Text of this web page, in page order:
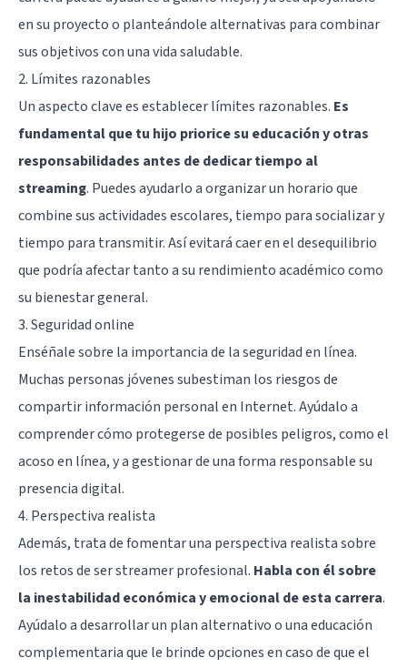
en su proyecto o planteándole alternativas para combinar
sus objetivos con una vida saludable.
2. Límites razonables
Un aspecto clave es establecer límites razonables. Es
fundamental que tu hijo priorice su educación y otras
responsabilidades antes de dedicar tiempo al
streaming. Puedes ayudarlo a organizar un horario que
combine sus actividades escolares, tiempo para socializar y
tiempo para transmitir. Así evitará caer en el desequilibrio
que podría afectar tanto a su rendimiento académico como
su bienestar general.
3. Seguridad online
Enséñale sobre la importancia de la seguridad en línea.
Muchas personas jóvenes subestiman los riesgos de
compartir información personal en Internet. Ayúdalo a
comprender cómo protegerse de posibles peligros, como el
acoso en línea, y a gestionar de una forma responsable su
presencia digital.
4. Perspectiva realista
Además, trata de fomentar una perspectiva realista sobre
los retos de ser streamer profesional. Habla con él sobre
la inestabilidad económica y emocional de esta carrera.
Ayúdalo a desarrollar un plan alternativo o una educación
complementaria que le brinde opciones en caso de que el